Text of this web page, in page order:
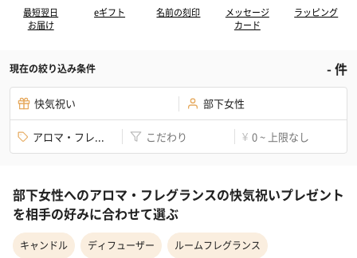
最短翌日
お届け
eギフト 名前の刻印
メッセージ
カード
ラッピング
現在の絞り込み条件 -件
快気祝い 部下女性
アロマ・フレ... こだわり ¥ 0 ~ 上限なし
部下女性へのアロマ・フレグランスの快気祝いプレゼント
を相手の好みに合わせて選ぶ
キャンドル ディフューザー ルームフレグランス